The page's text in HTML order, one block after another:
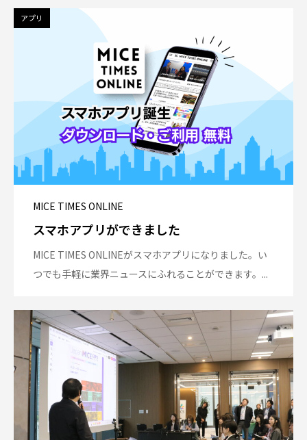
MICE TIMES ONLINE
スマホアプリができました
MICE TIMES ONLINEがスマホアプリになりました。い
つでも手軽に業界ニュースにふれることができます。...
アプリ